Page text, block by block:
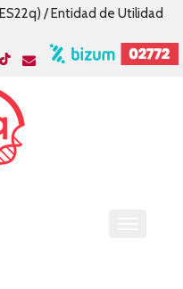
/ Entidad de Utilidad